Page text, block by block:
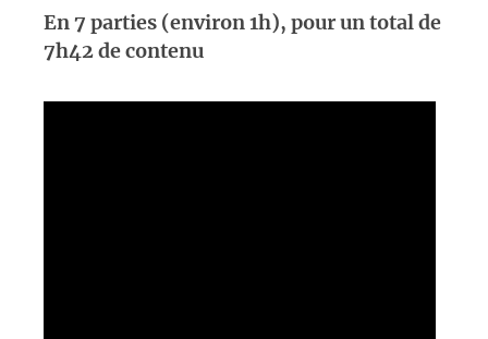
En 7 parties (environ 1h), pour un total de
7h42 de contenu